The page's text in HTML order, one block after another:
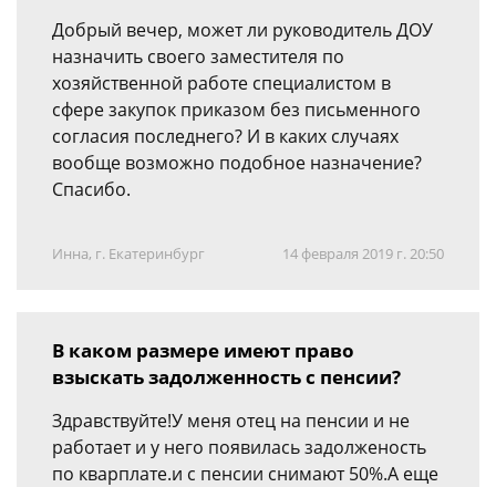
Добрый вечер, может ли руководитель ДОУ
назначить своего заместителя по
хозяйственной работе специалистом в
сфере закупок приказом без письменного
согласия последнего? И в каких случаях
вообще возможно подобное назначение?
Спасибо.
Инна, г. Екатеринбург 14 февраля 2019 г. 20:50
В каком размере имеют право
взыскать задолженность с пенсии?
Здравствуйте!У меня отец на пенсии и не
работает и у него появилась задолженость
по кварплате.и с пенсии снимают 50%.А еще